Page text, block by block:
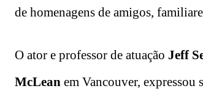
de homenagens de amigos,
O ator e professor de atuação Jeff
McLean em Vancouver, expressou